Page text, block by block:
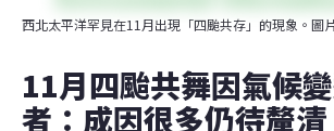
西北太平洋罕見在11月出現「四颱共存」的現象。圖
11月四颱共舞因氣候
者：成因很多仍待釐清